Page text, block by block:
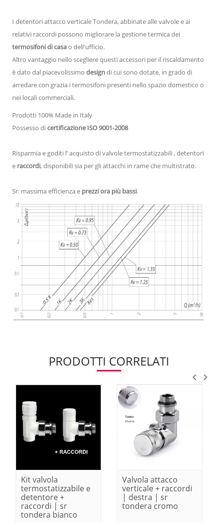
I detentori attacco verticale Tondera, abbinate alle valvole e ai
relativi raccordi possono migliorare la gestione termica dei
termosifoni di casao dell'ufficio.
Altro vantaggio nello scegliere questi accessori per il riscaldamento
è dato dal piacevolissimo designdi cui sono dotate, in grado di
arredare con grazia i termosifoni presenti nello spazio domestico o
nei locali commerciali.
Prodotti 100% Made in Italy
Possesso dicertificazione ISO 9001-2008
Risparmia e goditi l’ acquisto di valvole termostatizzabili , detentori
e raccordi, disponibili sia per gli attacchi in rame che multistrato.
Sr: massima efficienza e prezzi ora più bassi.
PRODOTTI CORRELATI
Kit valvola
termostatizzabile e
detentore +
raccordi | sr
tondera bianco
Valvola attacco
verticale + raccordi
| destra | sr
tondera cromo